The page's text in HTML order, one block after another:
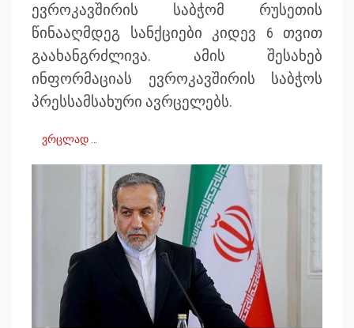
ევროკავშირის საბჭომ რუსეთის
წინააღმდეგ სანქციები კიდევ 6 თვით
გაახანგრძლივა. ამის შესახებ
ინფორმაციას ევროკავშირის საბჭოს
პრესსამსახური ავრცელებს.
ვრცლად …